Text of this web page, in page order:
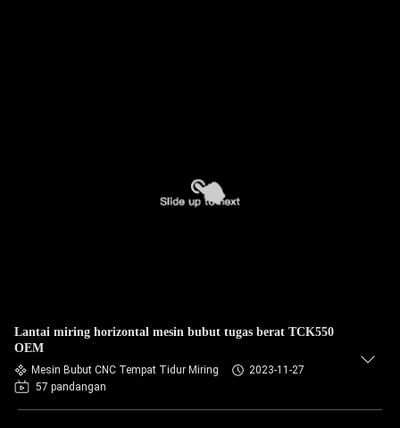
Lantai miring horizontal mesin bubut tugas berat TCK550
OEM
Mesin Bubut CNC Tempat Tidur Miring
2023-11-27
57 pandangan